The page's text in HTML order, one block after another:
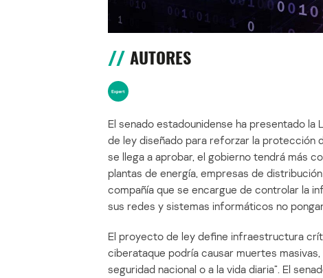
AUTORES
El senado estadounidense ha presentado
de ley diseñado para reforzar la
se llega a aprobar, el gobierno tendrá más
plantas de energía, empresas de
compañía que se encargue de controlar la
sus redes y sistemas informáticos no
El proyecto de ley define infraestructura
ciberataque podría causar muertes
seguridad nacional o a la vida diaria”. El